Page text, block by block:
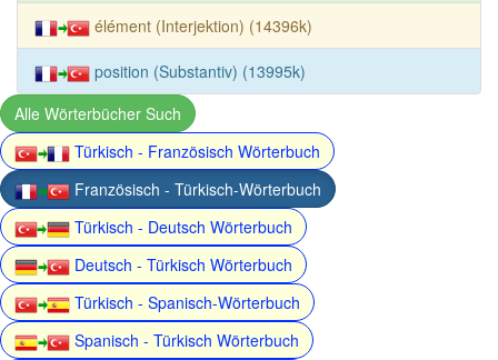
élément (Interjektion) (14396k)
position (Substantiv) (13995k)
Alle Wörterbücher Such
Türkisch - Französisch Wörterbuch
Französisch - Türkisch-Wörterbuch
Türkisch - Deutsch Wörterbuch
Deutsch - Türkisch Wörterbuch
Türkisch - Spanisch-Wörterbuch
Spanisch - Türkisch Wörterbuch